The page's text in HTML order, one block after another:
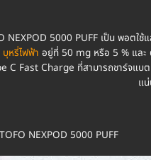
NEXPOD 5000 PUFF เป็น พอตใช้
หรี่ไฟฟ้า อยู่ที่ 50 mg หรือ 5 % และ
C Fast Charge ที่สามารถชาร์จแบ
แ
NEXPOD 5000 PUFF